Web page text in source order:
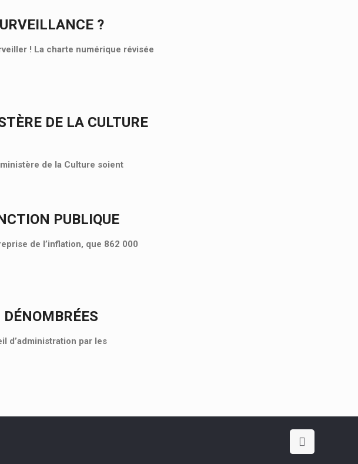
?
! La charte numérique révisée
DE LA CULTURE
de la Culture soient
PUBLIQUE
de l’inflation, que 862 000
d’administration par les